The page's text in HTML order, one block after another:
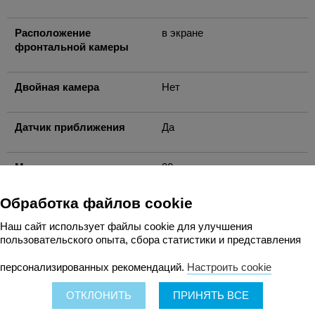
Расположение
фронтальной камеры
в экране
Двойная камера Нет
Датчик приближения Да
Макс. количество
кадров/с (1080p)
30
Обработка файлов cookie
Наш сайт использует файлы cookie для улучшения
пользовательского опыта, сбора статистики и представления
персонализированных рекомендаций. Настроить cookie
ОТКЛОНИТЬ ПРИНЯТЬ ВСЕ